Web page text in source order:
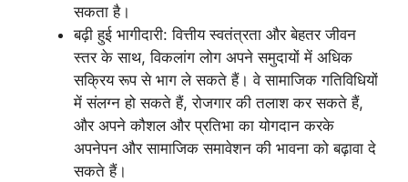
सकता है।
बढ़ी हुई भागीदारी: वित्तीय स्वतंत्रता और बेहतर जीवन
स्तर के साथ, विकलांग लोग अपने समुदायों में अधिक
सक्रिय रूप से भाग ले सकते हैं। वे सामाजिक गतिविधियों
में संलग्न हो सकते हैं, रोजगार की तलाश कर सकते हैं,
और अपने कौशल और प्रतिभा का योगदान करके
अपनेपन और सामाजिक समावेशन की भावना को बढ़ावा दे
सकते हैं।